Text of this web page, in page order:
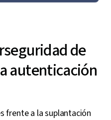
de
autenticación
frente a la suplantación